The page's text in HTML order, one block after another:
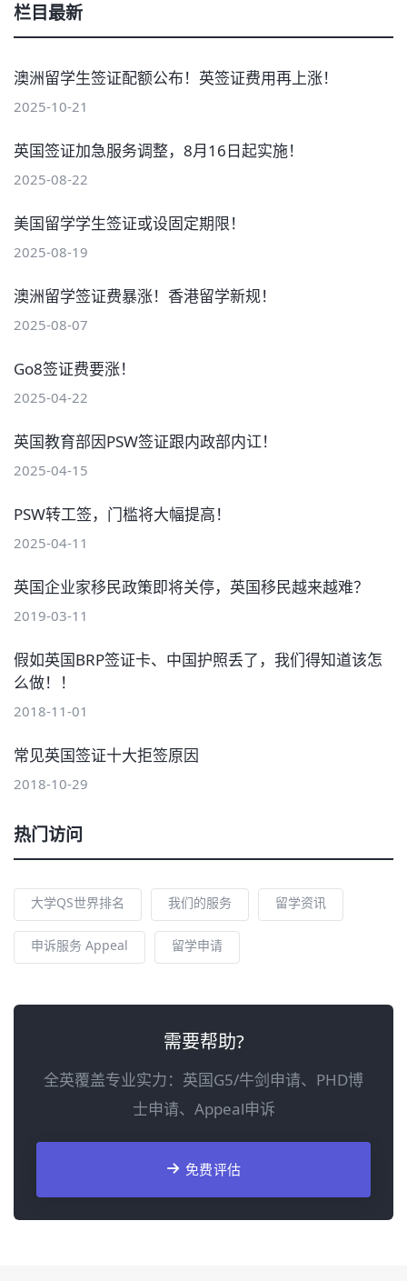
栏目最新
澳洲留学生签证配额公布！英签证费用再上涨！
2025-10-21
英国签证加急服务调整，8月16日起实施！
2025-08-22
美国留学学生签证或设固定期限！
2025-08-19
澳洲留学签证费暴涨！香港留学新规！
2025-08-07
Go8签证费要涨！
2025-04-22
英国教育部因PSW签证跟内政部内讧！
2025-04-15
PSW转工签，门槛将大幅提高！
2025-04-11
英国企业家移民政策即将关停，英国移民越来越难？
2019-03-11
假如英国BRP签证卡、中国护照丢了，我们得知道该怎
么做！！
2018-11-01
常见英国签证十大拒签原因
2018-10-29
热门访问
大学QS世界排名 我们的服务 留学资讯
申诉服务 Appeal 留学申请
需要帮助?
全英覆盖专业实力：英国G5/牛剑申请、PHD博
士申请、Appeal申诉
免费评估